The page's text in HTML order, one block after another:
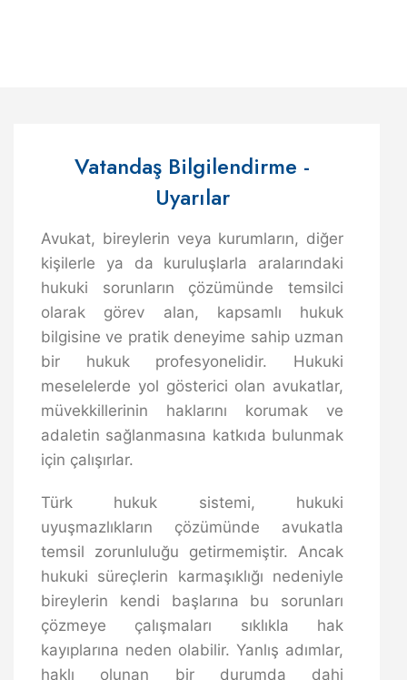
Vatandaş Bilgilendirme -
Uyarılar
Avukat, bireylerin veya kurumların, diğer
kişilerle ya da kuruluşlarla aralarındaki
hukuki sorunların çözümünde temsilci
olarak görev alan, kapsamlı hukuk
bilgisine ve pratik deneyime sahip uzman
bir hukuk profesyonelidir. Hukuki
meselelerde yol gösterici olan avukatlar,
müvekkillerinin haklarını korumak ve
adaletin sağlanmasına katkıda bulunmak
için çalışırlar.
Türk hukuk sistemi, hukuki
uyuşmazlıkların çözümünde avukatla
temsil zorunluluğu getirmemiştir. Ancak
hukuki süreçlerin karmaşıklığı nedeniyle
bireylerin kendi başlarına bu sorunları
çözmeye çalışmaları sıklıkla hak
kayıplarına neden olabilir. Yanlış adımlar,
haklı olunan bir durumda dahi